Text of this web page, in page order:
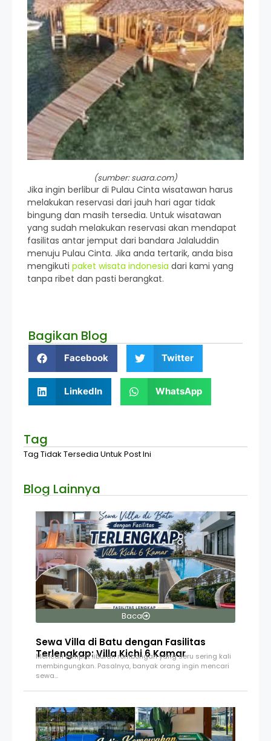
(sumber: suara.com)
Jika ingin berlibur di Pulau Cinta wisatawan harus
melakukan reservasi dari jauh hari agar tidak
bingung dan masih tersedia. Untuk wisatawan
yang sudah melakukan reservasi akan mendapat
fasilitas antar jemput dari bandara Jalaluddin
menuju Pulau Cinta. Jika anda tertarik, anda bisa
mengikuti paket wisata indonesia dari kami yang
tanpa ribet dan pasti berangkat.
Bagikan Blog
Facebook Twitter
LinkedIn WhatsApp
Tag
Tag Tidak Tersedia Untuk Post Ini
Blog Lainnya
Baca
Sewa Villa di Batu dengan Fasilitas
Terlengkap: Villa Kichi 6 Kamar
Mencari tempat liburan rombongan yang seru sering kali
membingungkan. Pasalnya, banyak orang ingin mencari
sewa…